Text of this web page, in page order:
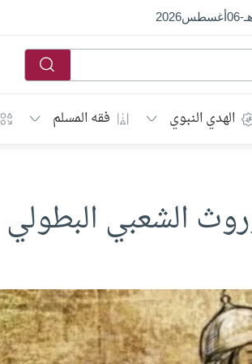
-
06أغسطس2026
الهدي النبوي فقه المسلم
الشعبي البطولي